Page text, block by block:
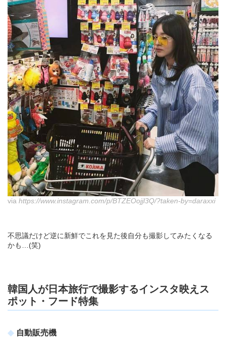
via https://www.instagram.com/p/BTZEOojjl3Q/?taken-by=daraxxi
不思議だけど逆に新鮮でこれを見た後自分も撮影してみたくなる
かも…(笑)
韓国人が日本旅行で撮影するインスタ映えス
ポット・フード特集
自動販売機